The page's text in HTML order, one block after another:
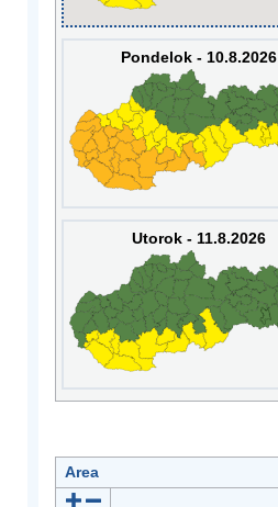
Pondelok - 10.8.2026
Utorok - 11.8.2026
Area